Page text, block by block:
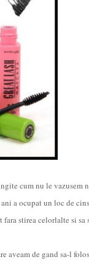
cum nu le vazusem
a ocupat un loc de
stirea celorlalte si
de gand sa-l